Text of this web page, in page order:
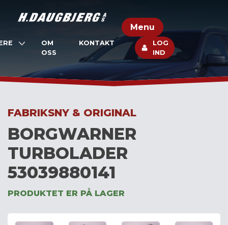
Menu
OM
OSS
KONTAKT
LOG
IND
FABRIKSNY & ORIGINAL
BORGWARNER
TURBOLADER
53039880141
PRODUKTET ER PÅ LAGER